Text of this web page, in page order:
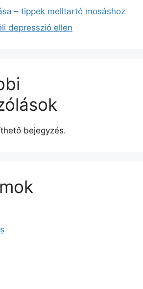
– tippek melltartó mosáshoz
depresszió ellen
bejegyzés.